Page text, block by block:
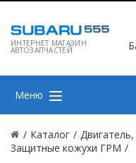
ИНТЕРНЕТ МАГАЗИН
АВТОЗАПЧАСТЕЙ
Меню
/ Каталог /
Защитные кожухи ГРМ /